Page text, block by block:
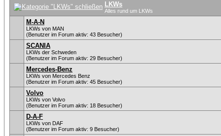
LKWs
Alles rund um LKWs
M-A-N
LKWs von MAN
(Benutzer im Forum aktiv: 43 Besucher)
SCANIA
LKWs der Schweden
(Benutzer im Forum aktiv: 29 Besucher)
Mercedes-Benz
LKWs von Mercedes Benz
(Benutzer im Forum aktiv: 45 Besucher)
Volvo
LKWs von Volvo
(Benutzer im Forum aktiv: 18 Besucher)
D-A-F
LKWs von DAF
(Benutzer im Forum aktiv: 9 Besucher)